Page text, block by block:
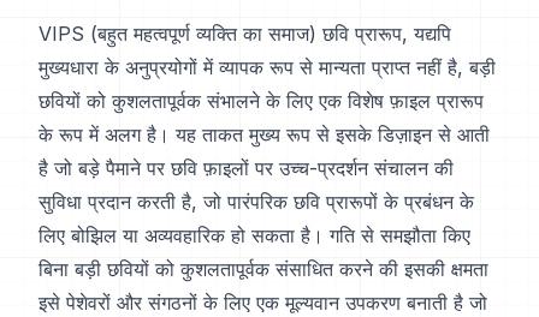
VIPS (बहुत महत्वपूर्ण व्यक्ति का समाज) छवि प्रारूप, यद्यपि
मुख्यधारा के अनुप्रयोगों में व्यापक रूप से मान्यता प्राप्त नहीं है, बड़ी
छवियों को कुशलतापूर्वक संभालने के लिए एक विशेष फ़ाइल प्रारूप
के रूप में अलग है। यह ताकत मुख्य रूप से इसके डिज़ाइन से आती
है जो बड़े पैमाने पर छवि फ़ाइलों पर उच्च-प्रदर्शन संचालन की
सुविधा प्रदान करती है, जो पारंपरिक छवि प्रारूपों के प्रबंधन के
लिए बोझिल या अव्यवहारिक हो सकता है। गति से समझौता किए
बिना बड़ी छवियों को कुशलतापूर्वक संसाधित करने की इसकी क्षमता
इसे पेशेवरों और संगठनों के लिए एक मूल्यवान उपकरण बनाती है जो